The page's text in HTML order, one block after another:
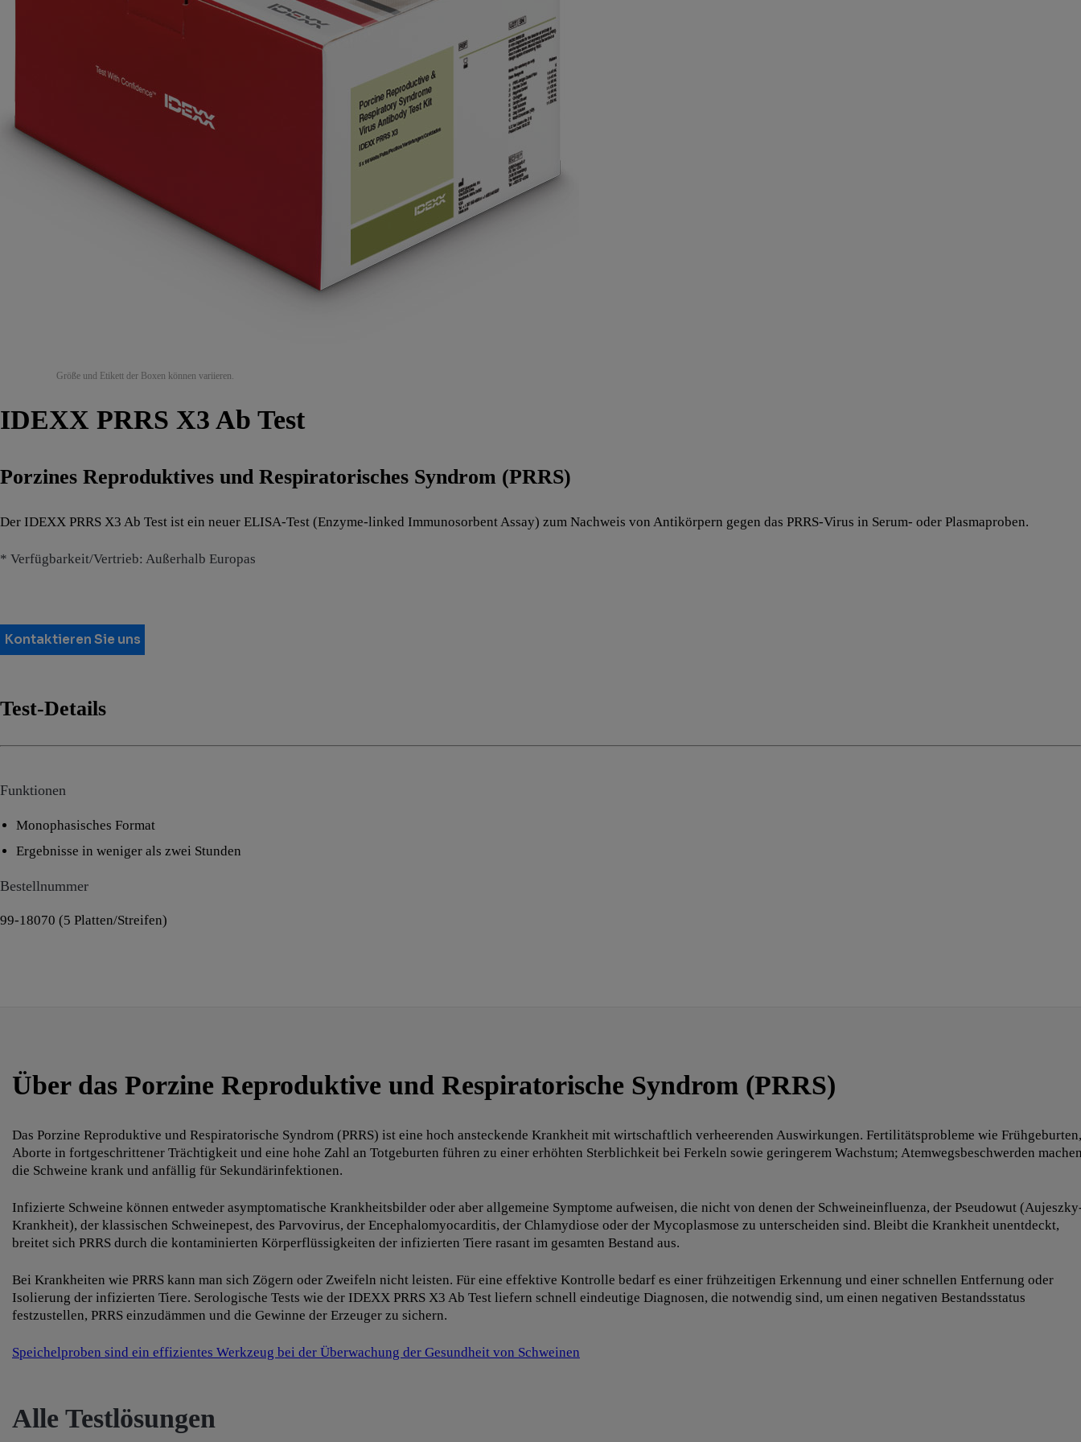
Größe und Etikett der Boxen können variieren.
IDEXX PRRS X3 Ab Test
Porzines Reproduktives und Respiratorisches Syndrom (PRRS)
Der IDEXX PRRS X3 Ab Test ist ein neuer ELISA-Test (Enzyme-linked Immunosorbent Assay) zum Nachweis von Antikörpern gegen das PRRS-Virus in Serum- oder Plasmaproben.
* Verfügbarkeit/Vertrieb: Außerhalb Europas
Kontaktieren Sie uns
Test-Details
Funktionen
Monophasisches Format
Ergebnisse in weniger als zwei Stunden
Bestellnummer
99-18070 (5 Platten/Streifen)
Über das Porzine Reproduktive und Respiratorische Syndrom (PRRS)
Das Porzine Reproduktive und Respiratorische Syndrom (PRRS) ist eine hoch ansteckende Krankheit mit wirtschaftlich verheerenden Auswirkungen. Fertilitätsprobleme wie Frühgeburten,
Aborte in fortgeschrittener Trächtigkeit und eine hohe Zahl an Totgeburten führen zu einer erhöhten Sterblichkeit bei Ferkeln sowie geringerem Wachstum; Atemwegsbeschwerden
die Schweine krank und anfällig für Sekundärinfektionen.
Infizierte Schweine können entweder asymptomatische Krankheitsbilder oder aber allgemeine Symptome aufweisen, die nicht von denen der Schweineinfluenza, der Pseudowut
Krankheit), der klassischen Schweinepest, des Parvovirus, der Encephalomyocarditis, der Chlamydiose oder der Mycoplasmose zu unterscheiden sind. Bleibt die Krankheit unentdeckt,
breitet sich PRRS durch die kontaminierten Körperflüssigkeiten der infizierten Tiere rasant im gesamten Bestand aus.
Bei Krankheiten wie PRRS kann man sich Zögern oder Zweifeln nicht leisten. Für eine effektive Kontrolle bedarf es einer frühzeitigen Erkennung und einer schnellen Entfernung oder
Isolierung der infizierten Tiere. Serologische Tests wie der IDEXX PRRS X3 Ab Test liefern schnell eindeutige Diagnosen, die notwendig sind, um einen negativen Bestandsstatus
festzustellen, PRRS einzudämmen und die Gewinne der Erzeuger zu sichern.
Speichelproben sind ein effizientes Werkzeug bei der Überwachung der Gesundheit von Schweinen
Alle Testlösungen